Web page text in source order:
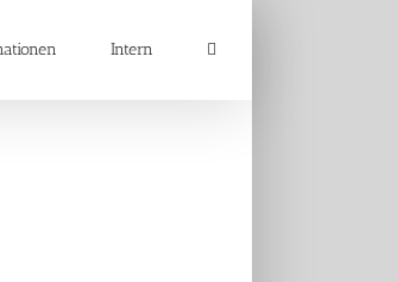
Intern